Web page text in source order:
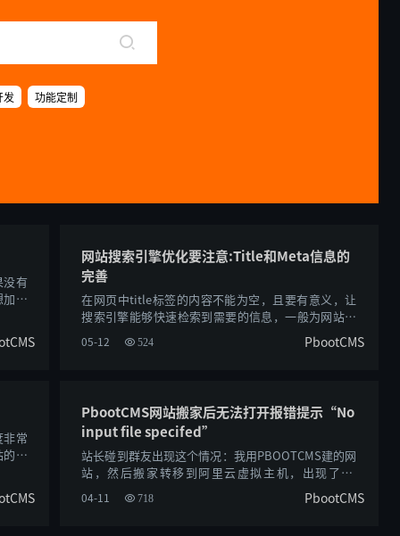
发 功能定制
没有
快
网站搜索引擎优化要注意:Title和Meta信息的
完善
在网页中title标签的内容不能为空，且要有意义，让
搜索引擎能够快速检索到需要的信息，一般为网站、
栏目、专题、新闻标题的名字。需要在网......
05-12 524 PbootCMS
常
首
PbootCMS网站搬家后无法打开报错提示“No
input file specifed”
站长碰到群友出现这个情况：我用PBOOTCMS建的网
站，然后搬家转移到阿里云虚拟主机，出现了No
input file specifed，怎么解决？？在这里......
04-11 718 PbootCMS